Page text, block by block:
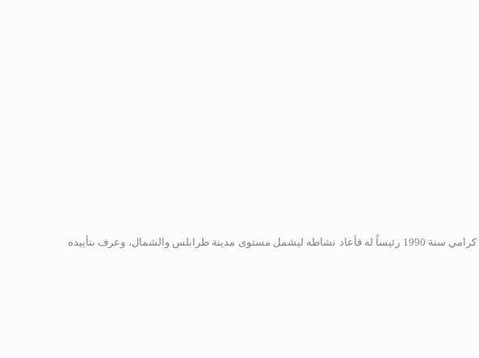
بعد وفاة مؤسس الحزب انتخب أحمد كرامي سنة 1990 رئيساً له فأعاد نشاطه ليشمل مستوى مدينة طرابلس والشمال، وعرف بتأييده